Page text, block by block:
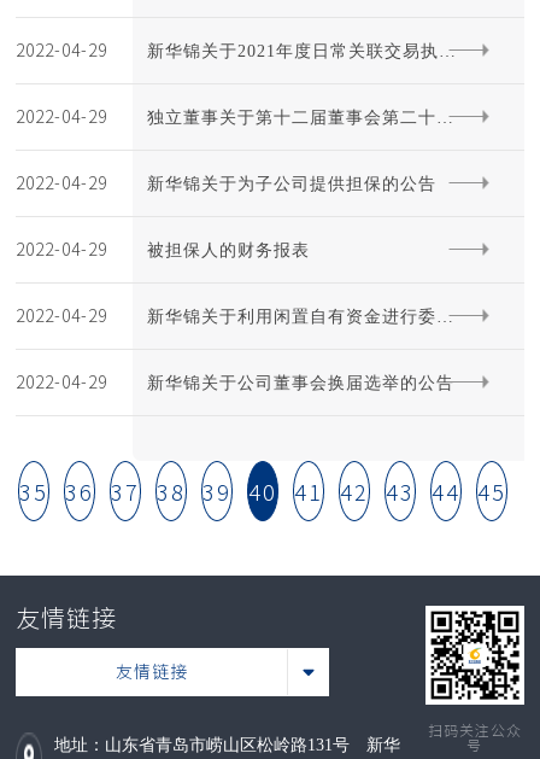
2022-04-29 新华锦关于2021年度日常关联交易执行
情况及2022年度日常关联交易预计情况
的公告
2022-04-29 独立董事关于第十二届董事会第二十七
次会议相关事项的独立意见
2022-04-29 新华锦关于为子公司提供担保的公告
2022-04-29 被担保人的财务报表
2022-04-29 新华锦关于利用闲置自有资金进行委托
理财的公告
2022-04-29 新华锦关于公司董事会换届选举的公告
35 36 37 38 39 40 41 42 43 44 45
友情链接
友情链接
地址：山东省青岛市崂山区松岭路131号 新华
扫码关注公众
号